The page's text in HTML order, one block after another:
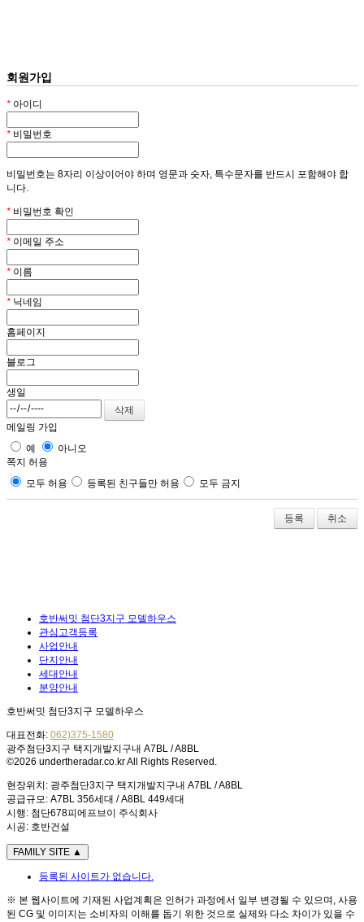
회원가입
* 아이디
* 비밀번호
비밀번호는 8자리 이상이어야 하며 영문과 숫자, 특수문자를 반드시 포함해야 합
니다.
* 비밀번호 확인
* 이메일 주소
* 이름
* 닉네임
홈페이지
블로그
생일
메일링 가입
예
아니오
쪽지 허용
모두 허용
등록된 친구들만 허용 모두 금지
취소
호반써밋 첨단3지구 모델하우스
관심고객등록
사업안내
단지안내
세대안내
분양안내
호반써밋 첨단3지구 모델하우스
대표전화: 062)375-1580
광주첨단3지구 택지개발지구내 A7BL / A8BL
©2026 undertheradar.co.kr All Rights Reserved.
현장위치: 광주첨단3지구 택지개발지구내 A7BL / A8BL
공급규모: A7BL 356세대 / A8BL 449세대
시행: 첨단678피에프브이 주식회사
시공: 호반건설
FAMILY SITE ▲
등록된 사이트가 없습니다.
※ 본 웹사이트에 기재된 사업계획은 인허가 과정에서 일부 변경될 수 있으며, 사용
된 CG 및 이미지는 소비자의 이해를 돕기 위한 것으로 실제와 다소 차이가 있을 수